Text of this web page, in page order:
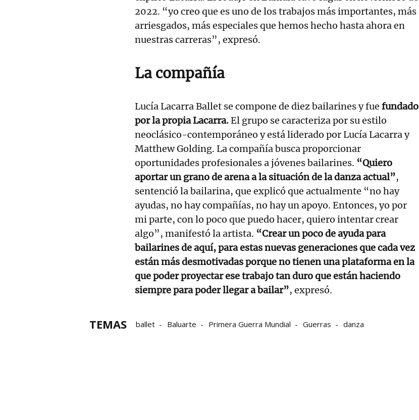
2022. “yo creo que es uno de los trabajos más importantes, más
arriesgados, más especiales que hemos hecho hasta ahora en
nuestras carreras”, expresó.
La compañía
Lucía Lacarra Ballet se compone de diez bailarines y fue fundado
por la propia Lacarra.El grupo se caracteriza por su estilo
neoclásico-contemporáneo y está liderado por Lucía Lacarra y
Matthew Golding. La compañía busca proporcionar
oportunidades profesionales a jóvenes bailarines. “Quiero
aportar un grano de arena a la situación de la danza actual”,
sentenció la bailarina, que explicó que actualmente “no hay
ayudas, no hay compañías, no hay un apoyo. Entonces, yo por
mi parte, con lo poco que puedo hacer, quiero intentar crear
algo”, manifestó la artista. “Crear un poco de ayuda para
bailarines de aquí, para estas nuevas generaciones que cada vez
están más desmotivadas porque no tienen una plataforma en la
que poder proyectar ese trabajo tan duro que están haciendo
siempre para poder llegar a bailar”, expresó.
TEMAS ballet Baluarte Primera Guerra Mundial Guerras danza